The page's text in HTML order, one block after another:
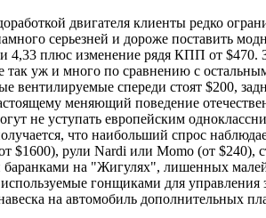
двигателя клиенты редко
серьезней и дороже поставить
4,33 плюс изменение рядя КПП от
уж и много по сравнению с
вентилируемые спереди стоят $200,
меняющий поведение
не уступать европейским
что наибольший спрос
$1600), рули Nardi или Momo (от
на "Жигулях", лишенных
гонщиками для
на автомобиль дополнительных